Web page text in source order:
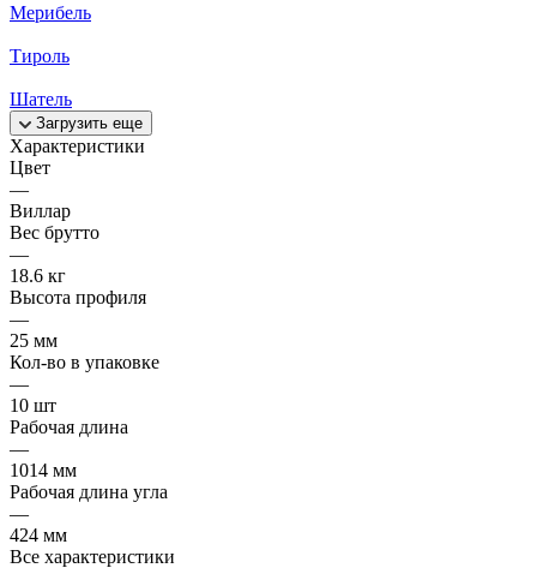
Мерибель
Тироль
Шатель
Загрузить еще
Характеристики
Цвет
—
Виллар
Вес брутто
—
18.6 кг
Высота профиля
—
25 мм
Кол-во в упаковке
—
10 шт
Рабочая длина
—
1014 мм
Рабочая длина угла
—
424 мм
Все характеристики